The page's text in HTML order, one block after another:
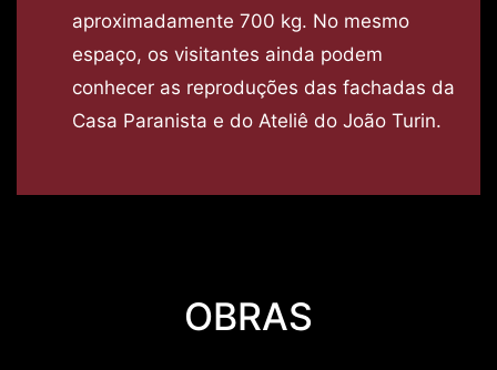
aproximadamente 700 kg. No mesmo
espaço, os visitantes ainda podem
conhecer as reproduções das fachadas da
Casa Paranista e do Ateliê do João Turin.
OBRAS